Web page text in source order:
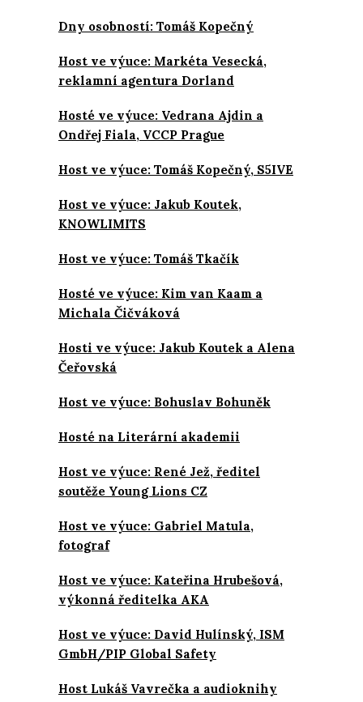
Dny osobností: Tomáš Kopečný
Host ve výuce: Markéta Vesecká,
reklamní agentura Dorland
Hosté ve výuce: Vedrana Ajdin a
Ondřej Fiala, VCCP Prague
Host ve výuce: Tomáš Kopečný, S5IVE
Host ve výuce: Jakub Koutek,
KNOWLIMITS
Host ve výuce: Tomáš Tkačík
Hosté ve výuce: Kim van Kaam a
Michala Čičváková
Hosti ve výuce: Jakub Koutek a Alena
Čeřovská
Host ve výuce: Bohuslav Bohuněk
Hosté na Literární akademii
Host ve výuce: René Jež, ředitel
soutěže Young Lions CZ
Host ve výuce: Gabriel Matula,
fotograf
Host ve výuce: Kateřina Hrubešová,
výkonná ředitelka AKA
Host ve výuce: David Hulínský, ISM
GmbH/PIP Global Safety
Host Lukáš Vavrečka a audioknihy